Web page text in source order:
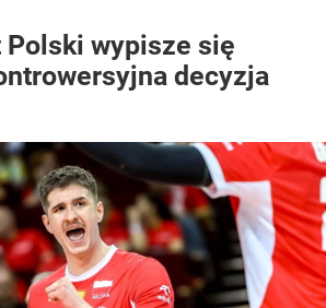
Polski wypisze się
decyzja